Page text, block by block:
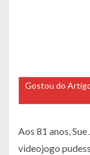
Gostou do
Aos 81 anos,
videojogo